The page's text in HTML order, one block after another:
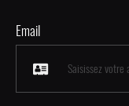
Email